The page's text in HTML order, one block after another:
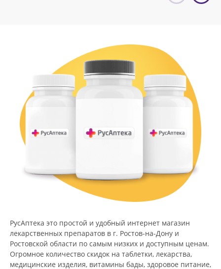
РусАптека это простой и удобный интернет магазин
лекарственных препаратов в г. Ростов-на-Дону и
Ростовской области по самым низких и доступным ценам.
Огромное количество скидок на таблетки, лекарства,
медицинские изделия, витамины бады, здоровое питание,